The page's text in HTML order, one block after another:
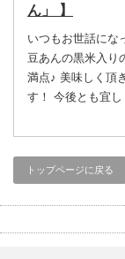
ん」 】
いつもお世話に
豆あんの黒米入り
満点♪ 美味しく頂
す！ 今後とも宜
トップページに戻る